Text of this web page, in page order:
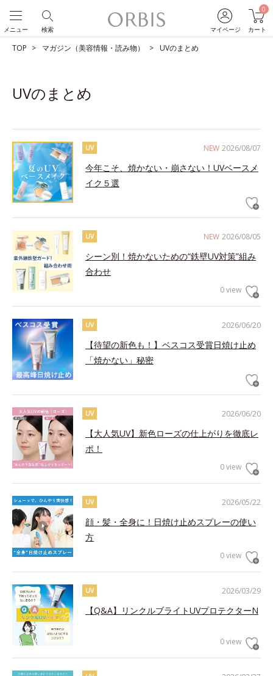
マイページ
0
カート
検索
メニュー
TOP マガジン（美容情報・読み物） UVのまとめ
UVのまとめ
NEW 2026/08/07
UV
今年こそ、焼かない・崩さない！UVベースメ
イク５選
NEW 2026/08/05
UV
シーン別！焼かないための“鉄壁UV対策”組み
合わせ
0 view
2026/06/20
UV
【待望の新色も！】ベスコス受賞日焼け止め
「焼かない」秘密
2026/06/20
UV
【大人気UV】新色ローズの仕上がりを徹底レ
ポ！
0 view
2026/05/22
UV
顔・髪・全身に！日焼け止めスプレーの使い
方
0 view
2026/03/29
UV
【Q&A】リンクルブライトUVプロテクターN
0 view